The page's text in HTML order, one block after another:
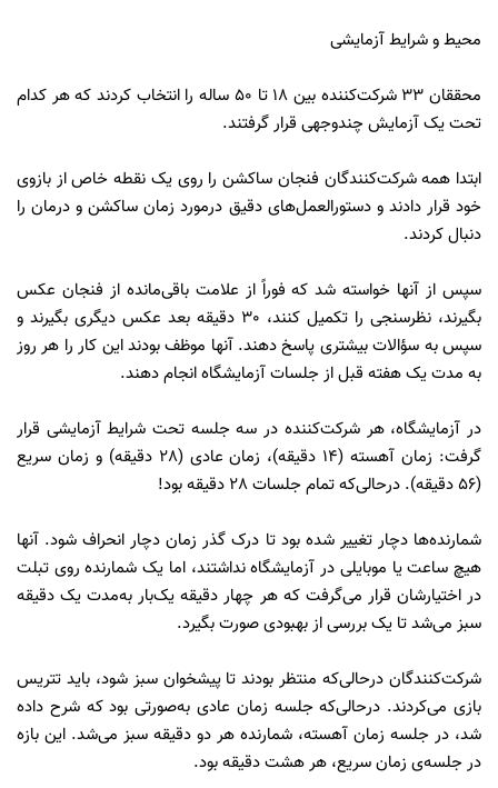
محیط و شرایط آزمایشی
محققان 33 شرکت‌کننده بین 18 تا 50 ساله را انتخاب کردند که هر کدام
تحت یک آزمایش چندوجهی قرار گرفتند.
ابتدا همه شرکت‌کنندگان فنجان ساکشن را روی یک نقطه خاص از بازوی
خود قرار دادند و دستورالعمل‌های دقیق درمورد زمان ساکشن و درمان را
دنبال کردند.
سپس از آنها خواسته شد که فوراً از علامت باقی‌مانده از فنجان عکس
بگیرند، نظرسنجی را تکمیل کنند، 30 دقیقه بعد عکس دیگری بگیرند و
سپس به سؤالات بیشتری پاسخ دهند. آنها موظف بودند این کار را هر روز
به مدت یک هفته قبل از جلسات آزمایشگاه انجام دهند.
در آزمایشگاه، هر شرکت‌کننده در سه جلسه تحت شرایط آزمایشی قرار
گرفت: زمان آهسته (14 دقیقه)، زمان عادی (28 دقیقه) و زمان سریع
(56 دقیقه). درحالی‌که تمام جلسات 28 دقیقه بود!
شمارنده‌ها دچار تغییر شده‌ بود تا درک گذر زمان دچار انحراف شود. آنها
هیچ ساعت یا موبایلی در آزمایشگاه نداشتند، اما یک شمارنده روی تبلت
در اختیارشان قرار می‌گرفت که هر چهار دقیقه یک‌بار به‌مدت یک دقیقه
سبز می‌شد تا یک بررسی از بهبودی صورت بگیرد.
شرکت‌کنندگان درحالی‌که منتظر بودند تا پیشخوان سبز شود، باید تتریس
بازی می‌کردند. درحالی‌که جلسه زمان عادی به‌صورتی بود که شرح داده‌
شد، در جلسه زمان آهسته، شمارنده هر دو دقیقه سبز می‌شد. این بازه
در جلسه‌ی زمان سریع، هر هشت دقیقه بود.